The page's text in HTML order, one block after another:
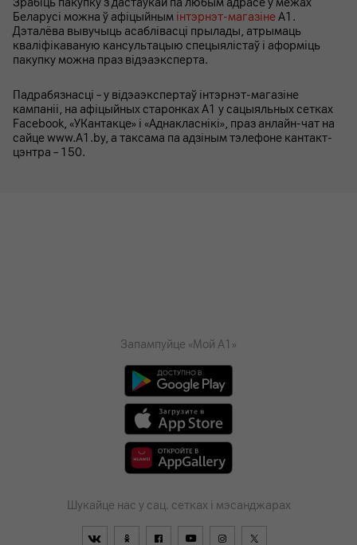
Зрабіць пакупку з дастаўкай па любым адрасе ў межах
Беларусі можна ў афіцыйным інтэрнэт-магазінеА1.
Дэталёва вывучыць асаблівасці прылады, атрымаць
кваліфікаваную кансультацыю спецыялістаў і аформіць
пакупку можна праз відэаэксперта.
Падрабязнасці – у відэаэкспертаў інтэрнэт-магазіне
кампаніі, на афіцыйных старонках A1 у сацыяльных сетках
Facebook, «УКантакце» і «Аднакласнікі», праз анлайн-чат на
сайце www.A1.by, а таксама па адзіным тэлефоне кантакт-
цэнтра – 150.
Запампуйце «Мой А1»
Шукайце нас у сац. сетках і мэсанджарах